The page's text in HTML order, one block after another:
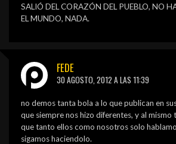
SALIÓ DEL CORAZÓN DEL PUEBLO, NO
EL MUNDO, NADA.
FEDE
30 AGOSTO, 2012 A LAS 11:39
no demos tanta bola a lo que publican en
que siempre nos hizo diferentes, y al mismo
que tanto ellos como nosotros solo
sigamos haciendolo.